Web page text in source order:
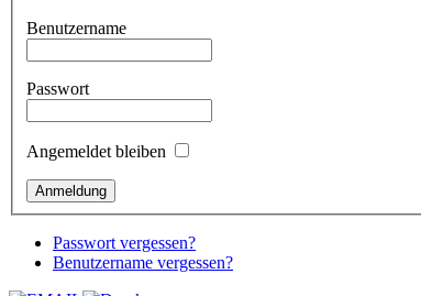
Benutzername
Passwort
Angemeldet bleiben
Passwort vergessen?
Benutzername vergessen?